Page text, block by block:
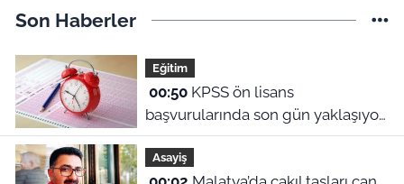
Son Haberler
Eğitim
00:50KPSS ön lisans
başvurularında son gün yaklaşıyor:
2026 başvuru tarihleri ve sınav
ücreti ne?
Asayiş